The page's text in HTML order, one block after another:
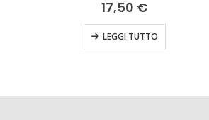
17,50 €
LEGGI TUTTO